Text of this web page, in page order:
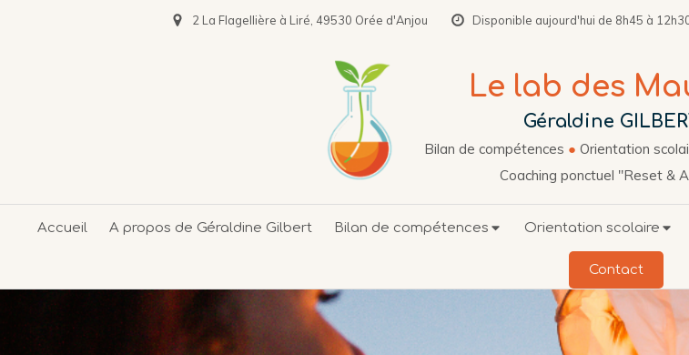
2 La Flagellière à Liré, 49530 Orée d'Anjou Disponible aujourd'hui de 8h45 à
Le lab des
Géraldine
Bilan de compétences ● Orientation
Coaching ponctuel "Reset &
Accueil A propos de Géraldine Gilbert Bilan de compétences Orientation scolaire
Contact